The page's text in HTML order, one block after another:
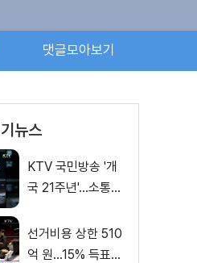
댓글모아보기
뉴스
KTV 국민방송 '개
국 21주년'…소통의
선거비용 상한 510
억 원…15% 득표